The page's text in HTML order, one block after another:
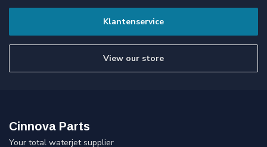
Klantenservice
View our store
Cinnova Parts
Your total waterjet supplier